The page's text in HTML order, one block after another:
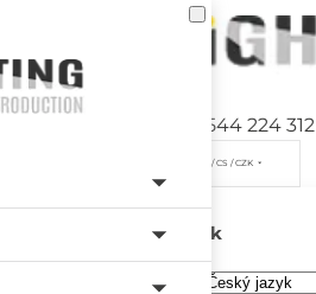
+420 544 224 312
/ CS / CZK
Jazyk